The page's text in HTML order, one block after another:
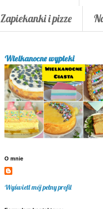
Zapiekanki i pizze
Wielkanocne wypieki
O mnie
Wyświetl mój pełny profil